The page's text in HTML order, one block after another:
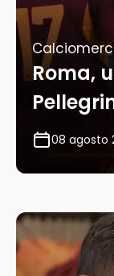
Roma,
08 agosto